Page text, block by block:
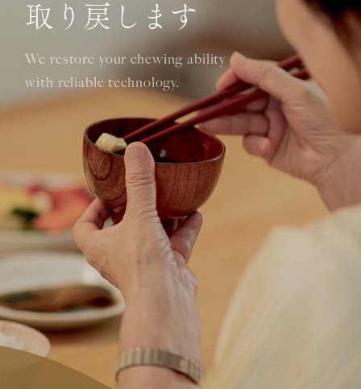
取り戻します
We restore your chewing ability
with reliable technology.